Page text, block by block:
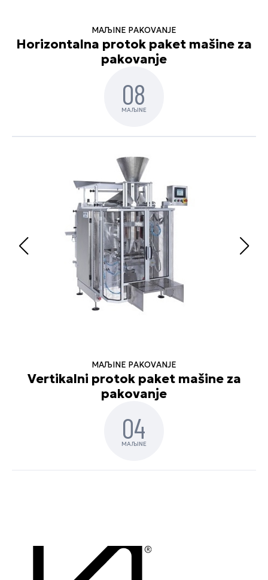
MAЉINE PAKOVANJE
Horizontalna protok paket mašine za
pakovanje
08
MAЉINE
MAЉINE PAKOVANJE
Vertikalni protok paket mašine za
pakovanje
04
MAЉINE